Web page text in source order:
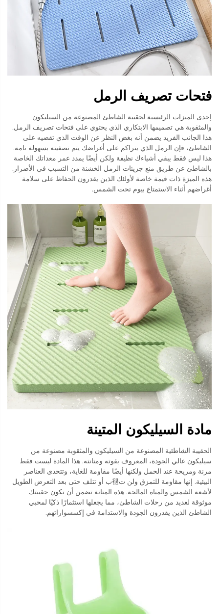
فتحات تصريف الرمل
إحدى الميزات الرئيسية لحقيبة الشاطئ المصنوعة من السيليكون
والمثقوبة هي تصميمها الابتكاري الذي يحتوي على فتحات تصريف الرمل.
هذا الجانب الفريد يضمن أنه بغض النظر عن الوقت الذي تقضيه على
الشاطئ، فإن الرمل الذي يتراكم على أغراضك يتم تصفيته بسهولة تامة.
هذا ليس فقط يبقي أشياءك نظيفة ولكن أيضًا يمدد عمر معداتك الخاصة
بالشاطئ عن طريق منع جزيئات الرمل الخشنة من التسبب في الأضرار.
هذه الميزة ذات قيمة خاصة لأولئك الذين يقدرون الحفاظ على سلامة
أغراضهم أثناء الاستمتاع بيوم تحت الشمس.
مادة السيليكون المتينة
الحقيبة الشاطئية المصنوعة من السيليكون والمثقوبة مصنوعة من
سيليكون عالي الجودة، المعروف بقوته ومتانته. هذا المادة ليست فقط
مرنة ومريحة عند الحمل ولكنها أيضًا مقاومة للغاية، وتتحدى العناصر
البيئية. إنها مقاومة للتمزق ولن ت褪ب أو تتلف حتى بعد التعرض الطويل
لأشعة الشمس والمياه المالحة. هذه المتانة تضمن أن تكون حقيبتك
موثوقة لعديد من رحلات الشاطئ، مما يجعلها استثمارًا ذكيًا لمحبي
الشاطئ الذين يقدرون الجودة والاستدامة في إكسسواراتهم.